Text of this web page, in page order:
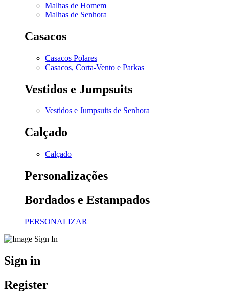
Malhas de Homem
Malhas de Senhora
Casacos
Casacos Polares
Casacos, Corta-Vento e Parkas
Vestidos e Jumpsuits
Vestidos e Jumpsuits de Senhora
Calçado
Calçado
Personalizações
Bordados e Estampados
PERSONALIZAR
Sign in
Register